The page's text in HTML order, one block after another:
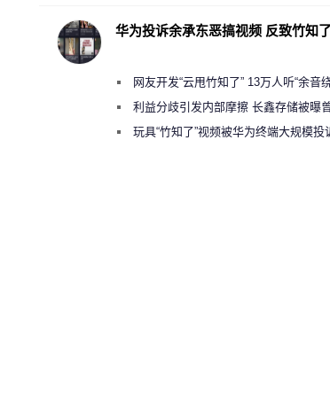
华为投诉余承东恶搞视频 反致竹知
网友开发“云甩竹知了” 13万人听“余音
利益分歧引发内部摩擦 长鑫存储被曝
师驱逐出研发基地
玩具“竹知了”视频被华为终端大规模投